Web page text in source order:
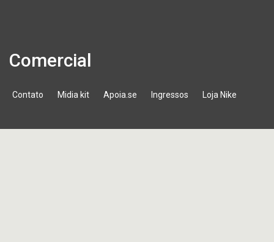
Comercial
Contato Midia kit Apoia.se Ingressos Loja Nike